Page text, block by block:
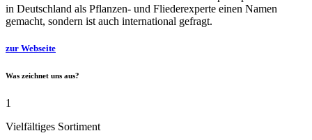
in Deutschland als Pflanzen- und Fliederexperte einen Namen
gemacht, sondern ist auch international gefragt.
zur Webseite
Was zeichnet uns aus?
1
Vielfältiges Sortiment